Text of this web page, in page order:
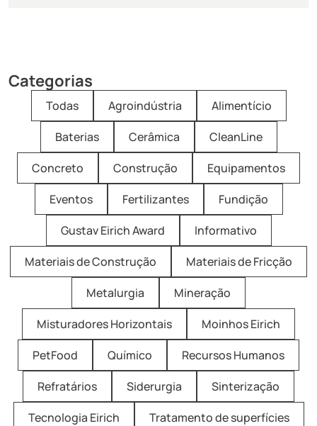
Categorias
Todas Agroindústria
Alimentício
Baterias
Cerâmica
CleanLine
Concreto
Construção
Equipamentos
Eventos
Fertilizantes
Fundição
Gustav Eirich Award
Informativo
Materiais de Construção
Materiais de Fricção
Metalurgia
Mineração
Misturadores Horizontais
Moinhos Eirich
PetFood
Químico
Recursos Humanos
Refratários
Siderurgia
Sinterização
Tecnologia Eirich
Tratamento de superfícies